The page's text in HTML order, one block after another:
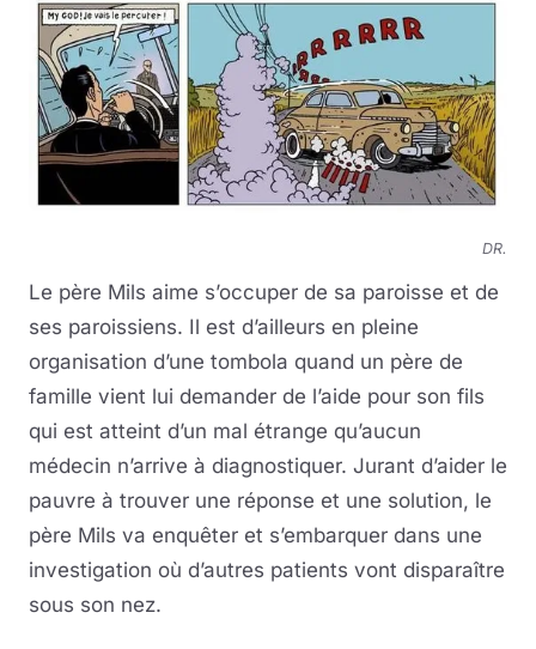
DR.
Le père Mils aime s’occuper de sa paroisse et de
ses paroissiens. Il est d’ailleurs en pleine
organisation d’une tombola quand un père de
famille vient lui demander de l’aide pour son fils
qui est atteint d’un mal étrange qu’aucun
médecin n’arrive à diagnostiquer. Jurant d’aider le
pauvre à trouver une réponse et une solution, le
père Mils va enquêter et s’embarquer dans une
investigation où d’autres patients vont disparaître
sous son nez.